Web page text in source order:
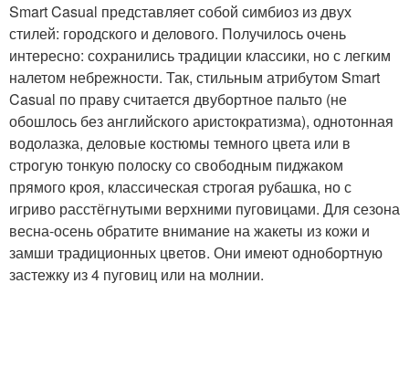
Smart Casual представляет собой симбиоз из двух
стилей: городского и делового. Получилось очень
интересно: сохранились традиции классики, но с легким
налетом небрежности. Так, стильным атрибутом Smart
Casual по праву считается двубортное пальто (не
обошлось без английского аристократизма), однотонная
водолазка, деловые костюмы темного цвета или в
строгую тонкую полоску со свободным пиджаком
прямого кроя, классическая строгая рубашка, но с
игриво расстёгнутыми верхними пуговицами. Для сезона
весна-осень обратите внимание на жакеты из кожи и
замши традиционных цветов. Они имеют однобортную
застежку из 4 пуговиц или на молнии.